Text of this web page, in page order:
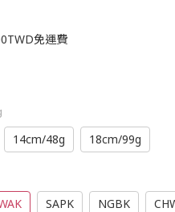
免運費
14cm/48g 18cm/99g
SAPK NGBK